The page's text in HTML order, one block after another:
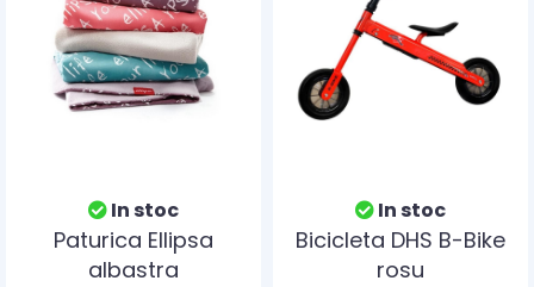
In stoc
Paturica Ellipsa
albastra
In stoc
Bicicleta DHS B-Bike
rosu